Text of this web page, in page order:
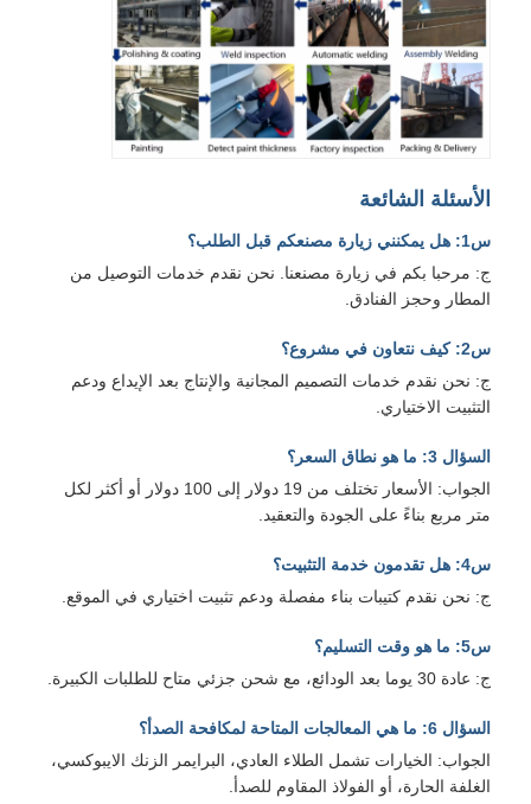
الأسئلة الشائعة
س1: هل يمكنني زيارة مصنعكم قبل الطلب؟
ج: مرحبا بكم في زيارة مصنعنا. نحن نقدم خدمات التوصيل من
المطار وحجز الفنادق.
س2: كيف نتعاون في مشروع؟
ج: نحن نقدم خدمات التصميم المجانية والإنتاج بعد الإيداع ودعم
التثبيت الاختياري.
السؤال 3: ما هو نطاق السعر؟
الجواب: الأسعار تختلف من 19 دولار إلى 100 دولار أو أكثر لكل
متر مربع بناءً على الجودة والتعقيد.
س4: هل تقدمون خدمة التثبيت؟
ج: نحن نقدم كتيبات بناء مفصلة ودعم تثبيت اختياري في الموقع.
س5: ما هو وقت التسليم؟
ج: عادة 30 يوما بعد الودائع، مع شحن جزئي متاح للطلبات الكبيرة.
السؤال 6: ما هي المعالجات المتاحة لمكافحة الصدأ؟
الجواب: الخيارات تشمل الطلاء العادي، البرايمر الزنك الايبوكسي،
الغلفة الحارة، أو الفولاذ المقاوم للصدأ.